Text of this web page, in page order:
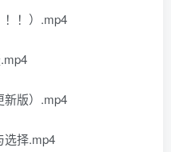
！！）.mp4
新版）.mp4
选择.mp4